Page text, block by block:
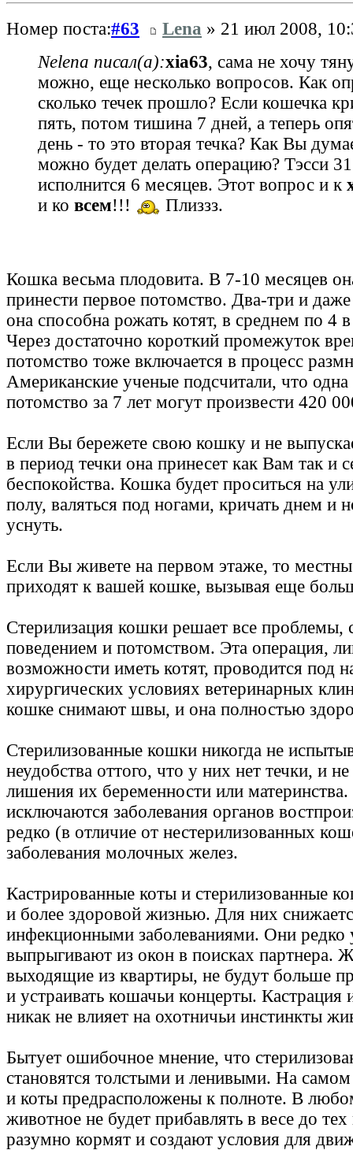
Номер поста:#63 Lena » 21 июл 2008,
Nelena писал(а):xia63, сама не хочу
можно, еще несколько вопросов. Как
сколько течек прошло? Если кошечка
пять, потом тишина 7 дней, а теперь
день - то это вторая течка? Как Вы
можно будет делать операцию? Тэсси
исполнится 6 месяцев. Этот вопрос и к
и ко всем!!! Плиззз.
Кошка весьма плодовита. В 7-10 месяцев
принести первое потомство. Два-три и даже
она способна рожать котят, в среднем по 4
Через достаточно короткий промежуток
потомство тоже включается в процесс
Американские ученые подсчитали, что
потомство за 7 лет могут произвести 420
Если Вы бережете свою кошку и не
в период течки она принесет как Вам так и
беспокойства. Кошка будет проситься на
полу, валяться под ногами, кричать днем и
уснуть.
Если Вы живете на первом этаже, то
приходят к вашей кошке, вызывая еще
Стерилизация кошки решает все проблемы,
поведением и потомством. Эта операция,
возможности иметь котят, проводится под
хирургических условиях ветеринарных
кошке снимают швы, и она полностью
Стерилизованные кошки никогда не
неудобства оттого, что у них нет течки, и
лишения их беременности или
исключаются заболевания органов
редко (в отличие от нестерилизованных
заболевания молочных желез.
Кастрированные коты и стерилизованные
и более здоровой жизнью. Для них
инфекционными заболеваниями. Они редко
выпрыгивают из окон в поисках партнера.
выходящие из квартиры, не будут больше
и устраивать кошачьи концерты. Кастрация
никак не влияет на охотничьи инстинкты
Бытует ошибочное мнение, что
становятся толстыми и ленивыми. На
и коты предрасположены к полноте. В
животное не будет прибавлять в весе до
разумно кормят и создают условия для